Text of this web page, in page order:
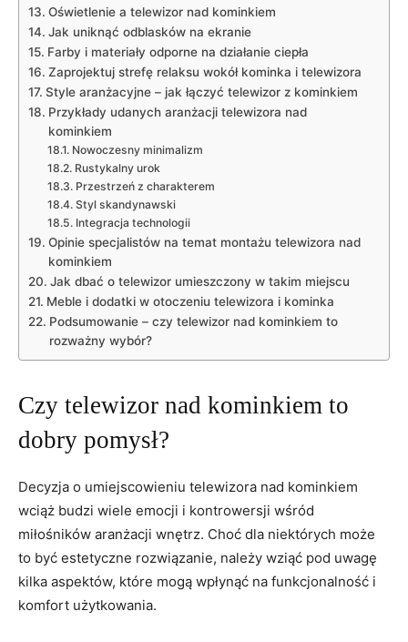
Oświetlenie a telewizor nad kominkiem
Jak‍ uniknąć⁣ odblasków na ekranie
Farby i‍ materiały odporne na działanie ciepła
Zaprojektuj strefę relaksu wokół kominka i telewizora
Style ‌aranżacyjne – jak łączyć telewizor z kominkiem
Przykłady ‌udanych aranżacji ⁢telewizora nad
kominkiem
Nowoczesny minimalizm
Rustykalny urok
Przestrzeń‌ z ⁤charakterem
Styl skandynawski
Integracja technologii
Opinie specjalistów na temat montażu telewizora nad
‌kominkiem
Jak dbać o telewizor umieszczony w takim‌ miejscu
Meble i dodatki⁤ w otoczeniu telewizora i kominka
Podsumowanie – czy telewizor nad kominkiem to
rozważny wybór?
Czy telewizor nad kominkiem to
dobry pomysł?
Decyzja o umiejscowieniu telewizora nad⁤ kominkiem
wciąż budzi wiele emocji i kontrowersji ​wśród
‌miłośników aranżacji ⁢wnętrz. Choć dla niektórych ‍może
to być estetyczne rozwiązanie, należy wziąć⁤ pod uwagę
kilka ⁤aspektów, które mogą wpłynąć na funkcjonalność i
komfort użytkowania.